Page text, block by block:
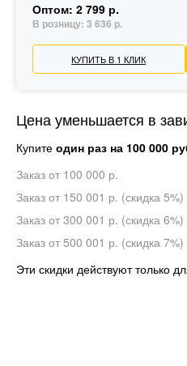
Оптом: 2 799 р.
В розницу: 3 636 р.
КУПИТЬ В 1 КЛИК
Цена уменьшается в
Купите один раз на 100 000
Заказ от 100 000 р.
Заказ от 150 001 р. (скидка 5%)
Заказ от 300 001 р. (скидка 6%)
Заказ от 500 001 р. (скидка 7%)
Эти скидки действуют только